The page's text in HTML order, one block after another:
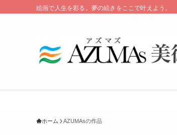
絵画で人生を彩る。夢の続きをここで叶えよう。
ホーム AZUMAsの作品